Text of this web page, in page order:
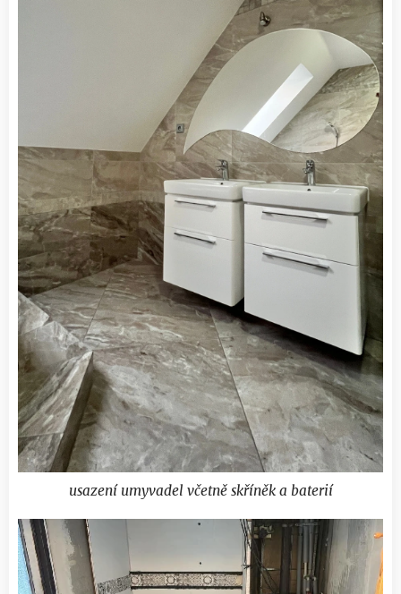
usazení umyvadel včetně skříněk a baterií